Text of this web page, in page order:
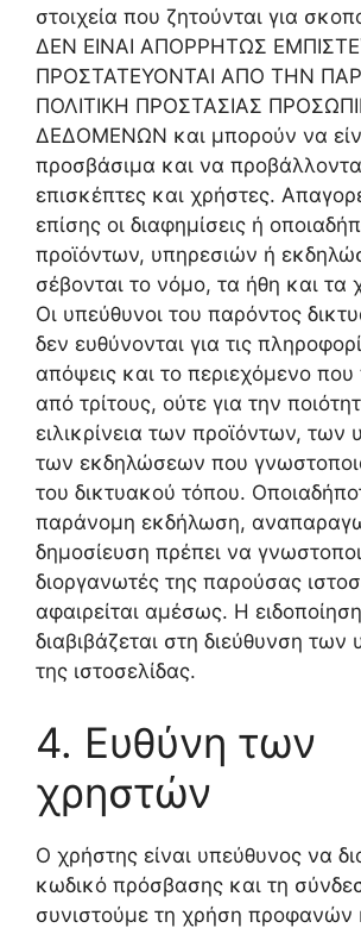
στοιχεία που ζητούνται για
ΔΕΝ ΕΙΝΑΙ ΑΠΟΡΡΗΤΩΣ
ΠΡΟΣΤΑΤΕΥΟΝΤΑΙ ΑΠΟ ΤΗΝ
ΠΟΛΙΤΙΚΗ ΠΡΟΣΤΑΣΙΑΣ
ΔΕΔΟΜΕΝΩΝ και μπορούν να
προσβάσιμα και να
επισκέπτες και χρήστες.
επίσης οι διαφημίσεις ή
προϊόντων, υπηρεσιών ή
σέβονται το νόμο, τα ήθη και τα
Οι υπεύθυνοι του παρόντος
δεν ευθύνονται για τις
απόψεις και το περιεχόμενο
από τρίτους, ούτε για την
ειλικρίνεια των προϊόντων, των
των εκδηλώσεων που
του δικτυακού τόπου.
παράνομη εκδήλωση,
δημοσίευση πρέπει να
διοργανωτές της παρούσας
αφαιρείται αμέσως. Η
διαβιβάζεται στη διεύθυνση
της ιστοσελίδας.
4. Ευθύνη των
χρηστών
Ο χρήστης είναι υπεύθυνος να
κωδικό πρόσβασης και τη
συνιστούμε τη χρήση